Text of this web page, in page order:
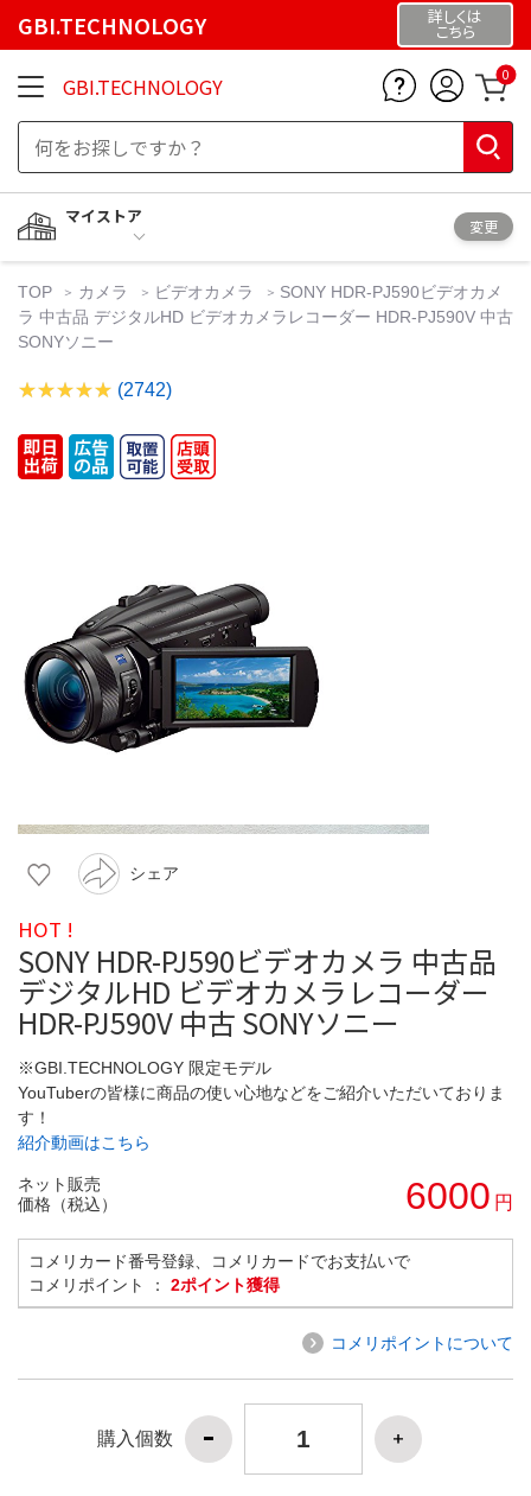
GBI.TECHNOLOGY 詳しくは
こちら
GBI.TECHNOLOGY 0
マイストア
変更
TOP カメラ ビデオカメラ
SONY HDR-PJ590ビデオカメ
ラ 中古品 デジタルHD ビデオカメラレコーダー HDR-PJ590V 中古
SONYソニー
(2742)
シェア
HOT !
SONY HDR-PJ590ビデオカメラ 中古品
デジタルHD ビデオカメラレコーダー
HDR-PJ590V 中古 SONYソニー
※GBI.TECHNOLOGY 限定モデル
YouTuberの皆様に商品の使い心地などをご紹介いただいておりま
す！
紹介動画はこちら
ネット販売
価格（税込）
6000 円
コメリカード番号登録、コメリカードでお支払いで
コメリポイント ： 2ポイント獲得
コメリポイントについて
購入個数